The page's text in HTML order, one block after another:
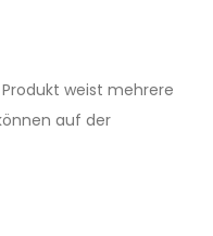
Produkt weist mehrere
auf der